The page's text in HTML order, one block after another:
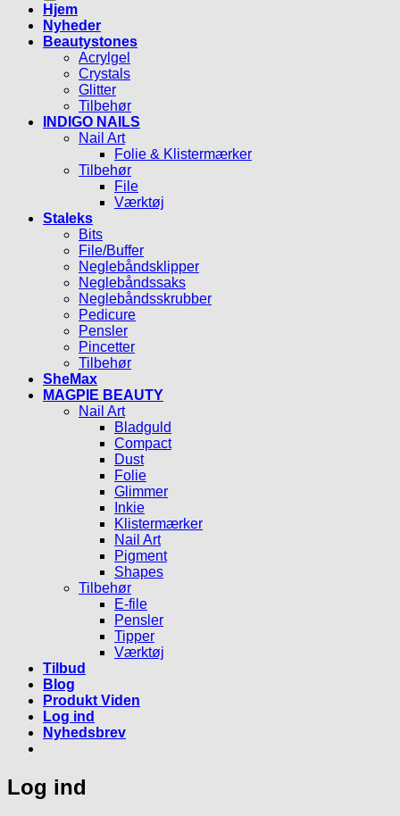
Hjem
Nyheder
Beautystones
Acrylgel
Crystals
Glitter
Tilbehør
INDIGO NAILS
Nail Art
Folie & Klistermærker
Tilbehør
File
Værktøj
Staleks
Bits
File/Buffer
Neglebåndsklipper
Neglebåndssaks
Neglebåndsskrubber
Pedicure
Pensler
Pincetter
Tilbehør
SheMax
MAGPIE BEAUTY
Nail Art
Bladguld
Compact
Dust
Folie
Glimmer
Inkie
Klistermærker
Nail Art
Pigment
Shapes
Tilbehør
E-file
Pensler
Tipper
Værktøj
Tilbud
Blog
Produkt Viden
Log ind
Nyhedsbrev
Log ind